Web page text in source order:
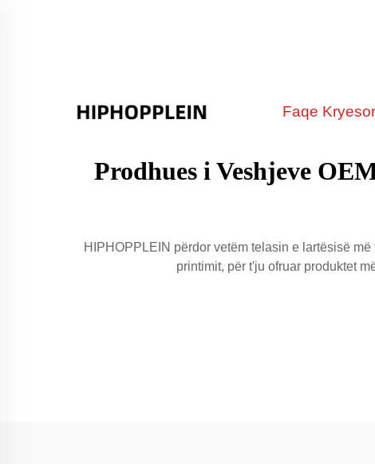
Faqe
Prodhues i Veshjeve
HIPHOPPLEIN përdor vetëm telasin e lartësisë
printimit, për t'ju ofruar produktet